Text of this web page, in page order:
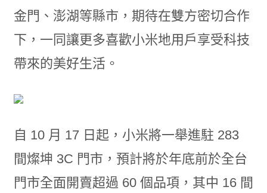
金門、澎湖等縣市，期待在雙方密切合作
下，一同讓更多喜歡小米地用戶享受科技
帶來的美好生活。
自 10 月 17 日起，小米將一舉進駐 283
間燦坤 3C 門市，預計將於年底前於全台
門市全面開賣超過 60 個品項，其中 16 間